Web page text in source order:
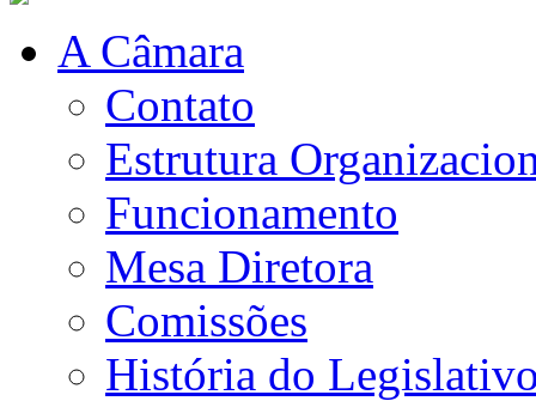
A Câmara
Contato
Estrutura
Funcionamento
Mesa Diretora
Comissões
História do